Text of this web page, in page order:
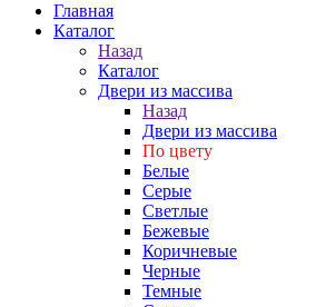
Главная
Каталог
Назад
Каталог
Двери из массива
Назад
Двери из массива
По цвету
Белые
Серые
Светлые
Бежевые
Коричневые
Черные
Темные